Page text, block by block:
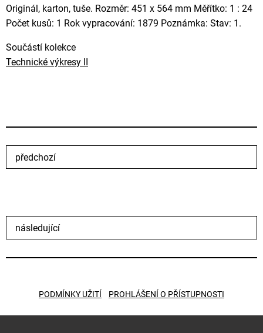
Originál, karton, tuše. Rozměr: 451 x 564 mm Měřítko: 1 : 24
Počet kusů: 1 Rok vypracování: 1879 Poznámka: Stav: 1.
Součástí kolekce
Technické výkresy II
předchozí
následující
PODMÍNKY UŽITÍ PROHLÁŠENÍ O PŘÍSTUPNOSTI